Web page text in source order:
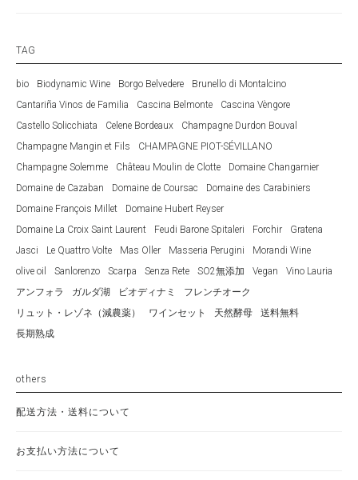
TAG
bio Biodynamic Wine Borgo Belvedere
Brunello di Montalcino
Cantariña Vinos de Familia
Cascina Belmonte
Cascina Vèngore
Castello Solicchiata
Celene Bordeaux
Champagne Durdon Bouval
Champagne Mangin et Fils
CHAMPAGNE PIOT-SÉVILLANO
Champagne Solemme
Château Moulin de Clotte
Domaine Changarnier
Domaine de Cazaban
Domaine de Coursac
Domaine des Carabiniers
Domaine François Millet
Domaine Hubert Reyser
Domaine La Croix Saint Laurent
Feudi Barone Spitaleri Forchir
Gratena
Jasci
Le Quattro Volte Mas Oller Masseria Perugini
Morandi Wine
olive oil
Sanlorenzo Scarpa Senza Rete SO2無添加 Vegan
Vino Lauria
アンフォラ
ガルダ湖 ビオディナミ
フレンチオーク
リュット・レゾネ（減農薬）
ワインセット 天然酵母
送料無料
長期熟成
others
配送方法・送料について
お支払い方法について